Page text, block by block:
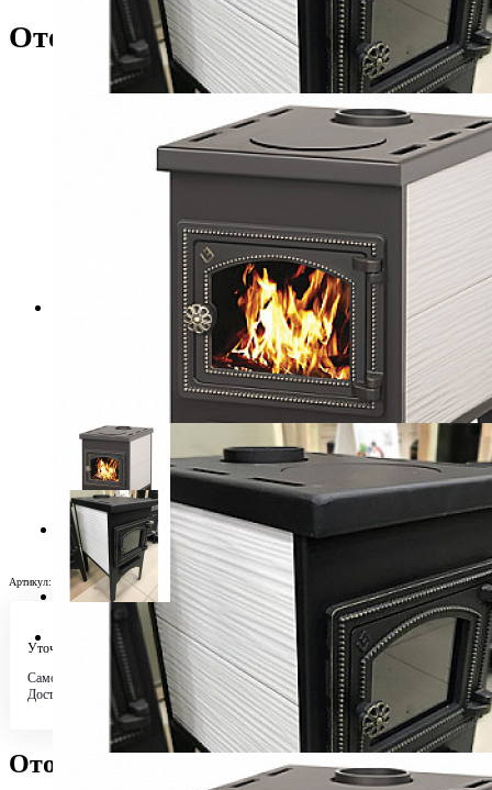
Отопительная печь Везувий В5С
Артикул: Н0015502
Уточняйте у менеджера
Самовывоз
Бесплатно в 4 магазинах
Доставка по городу
Бесплатно
Отопительная печь Везувий В5С